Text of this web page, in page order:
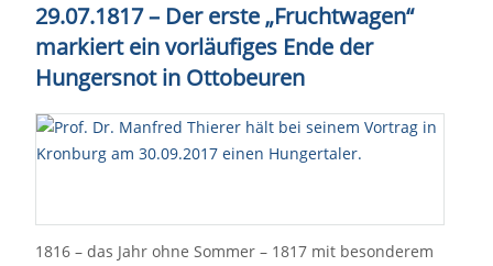
29.07.1817 – Der erste „Fruchtwagen“
markiert ein vorläufiges Ende der
Hungersnot in Ottobeuren
1816 – das Jahr ohne Sommer – 1817 mit besonderem